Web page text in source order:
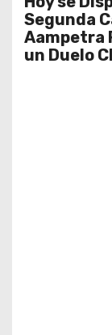
Segunda
Aampetra
un Duelo